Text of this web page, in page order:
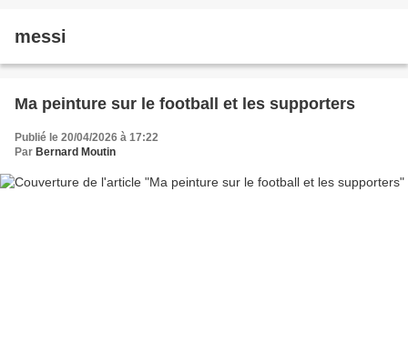
messi
Ma peinture sur le football et les supporters
Publié le 20/04/2026 à 17:22
Par Bernard Moutin